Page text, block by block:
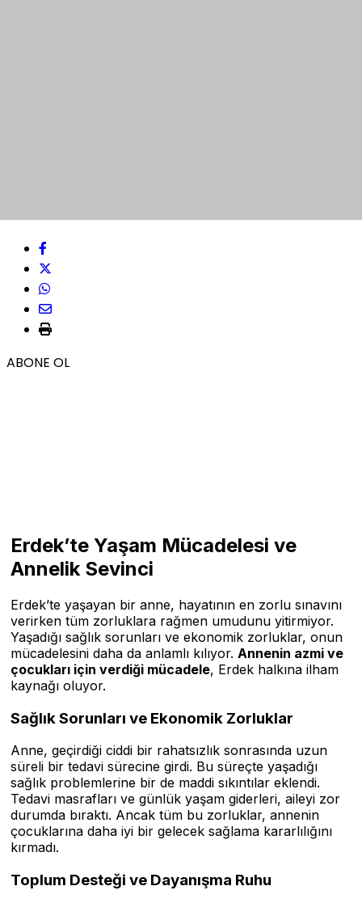
ABONE OL
Erdek’te Yaşam Mücadelesi ve
Annelik Sevinci
Erdek’te yaşayan bir anne, hayatının en zorlu sınavını
verirken tüm zorluklara rağmen umudunu yitirmiyor.
Yaşadığı sağlık sorunları ve ekonomik zorluklar, onun
mücadelesini daha da anlamlı kılıyor. Annenin azmi ve
çocukları için verdiği mücadele, Erdek halkına ilham
kaynağı oluyor.
Sağlık Sorunları ve Ekonomik Zorluklar
Anne, geçirdiği ciddi bir rahatsızlık sonrasında uzun
süreli bir tedavi sürecine girdi. Bu süreçte yaşadığı
sağlık problemlerine bir de maddi sıkıntılar eklendi.
Tedavi masrafları ve günlük yaşam giderleri, aileyi zor
durumda bıraktı. Ancak tüm bu zorluklar, annenin
çocuklarına daha iyi bir gelecek sağlama kararlılığını
kırmadı.
Toplum Desteği ve Dayanışma Ruhu